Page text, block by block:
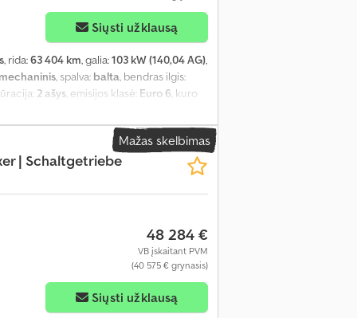
Siųsti užklausą
, rida:63 404 km, galia:103 kW (140,04 AG),
mechaninis, spalva: balta, bendras ilgis:
2 ašys, emisijos klasė: Euro 6, kuro
, Įranga:ABS,
elektroninė stabilumo programa (ESP),
pilna techninės priežiūros istorija,
viengulės lovos, virtuvė transporto
Mažas skelbimas
| Schaltgetriebe
48 284 €
VB įskaitant PVM
(40 575 € grynasis)
Siųsti užklausą